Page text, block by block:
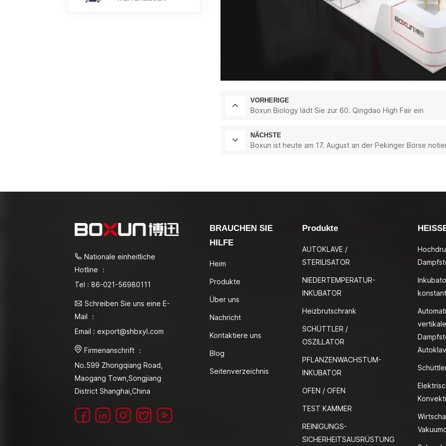
VORHERIGE
Boxun Biology lädt Sie zur 60. Qingdao High Fair ein
NÄCHSTE
Boxun ist heute am 17. August an der Pekinger Börse
Nationale einheitliche
Hotline ：
Tel : 86-021-56980111
Schreiben Sie uns eine E-
Mail ：
Email : export@shbxyl.com
Firmenanschrift ：
No.599 Zhongqiang Road,
Maogang Town,Songjiang
District Shanghai,China
BRAUCHEN SIE
HILFE
Heim
Produkte
Über uns
Nachricht
Kontaktiere uns
Blog
Seitenverzeichnis
Produkte
AUTOKLAVE /
STERILISATOR
NIEDERTEMPERATUR-
INKUBATOR
Heizbrutschrank
SCHÜTTLER /
OSZILLATOR
PFLANZENWACHSTUM-
INKUBATOR
OFEN / OFEN
TEST KAMMER
REINIGUNGS-
SICHERHEITSAUSRÜSTUNG
Autoklav